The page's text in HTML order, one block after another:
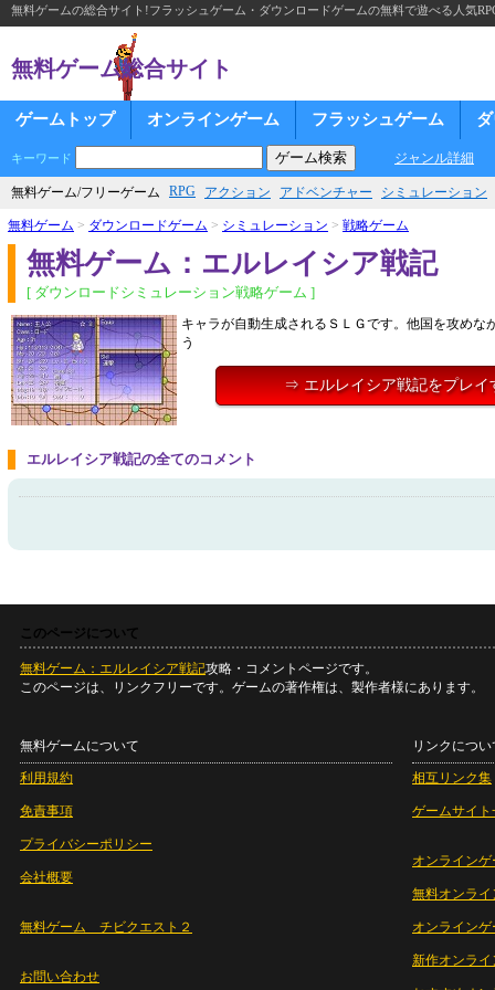
無料ゲームの総合サイト!フラッシュゲーム・ダウンロードゲームの無料で遊べる人気
無料ゲーム総合サイト
ゲームトップ オンラインゲーム フラッシュゲーム
キーワード ジャンル詳細
無料ゲーム/フリーゲーム RPG アクション アドベンチャー シミュレーション
無料ゲーム > ダウンロードゲーム > シミュレーション > 戦略ゲーム
無料ゲーム：エルレイシア戦記
[ ダウンロードシミュレーション戦略ゲーム ]
キャラが自動生成されるＳＬＧです。他国を攻めな
う
⇒ エルレイシア戦記をプレイ
エルレイシア戦記の全てのコメント
このページについて
無料ゲーム：エルレイシア戦記攻略・コメントページです。
このページは、リンクフリーです。ゲームの著作権は、製作者様にあります。
無料ゲームについて
利用規約
免責事項
プライバシーポリシー
会社概要
無料ゲーム チビクエスト２
お問い合わせ
リンクについ
相互リンク集
ゲームサイト
オンラインゲ
無料オンライ
オンライン
新作オンライ